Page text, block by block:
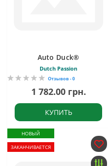
Auto Duck®
Dutch Passion
Отзывов - 0
1 782.00 грн.
КУПИТЬ
НОВЫЙ
ЗАКАНЧИВАЕТСЯ